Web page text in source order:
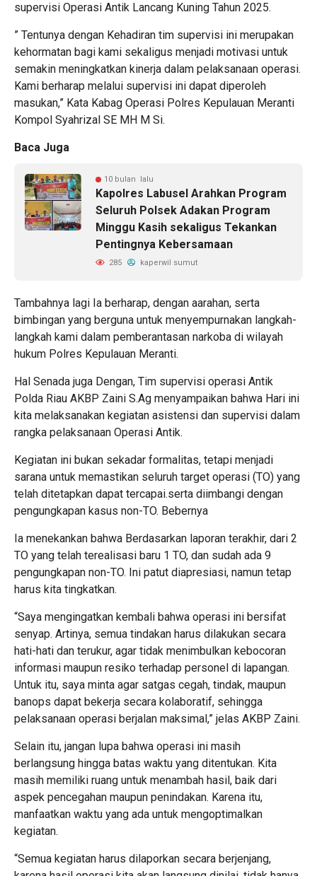
supervisi Operasi Antik Lancang Kuning Tahun 2025.
” Tentunya dengan Kehadiran tim supervisi ini merupakan
kehormatan bagi kami sekaligus menjadi motivasi untuk
semakin meningkatkan kinerja dalam pelaksanaan operasi.
Kami berharap melalui supervisi ini dapat diperoleh
masukan,” Kata Kabag Operasi Polres Kepulauan Meranti
Kompol Syahrizal SE MH M Si.
Baca Juga
10 bulan lalu
Kapolres Labusel Arahkan Program
Seluruh Polsek Adakan Program
Minggu Kasih sekaligus Tekankan
Pentingnya Kebersamaan
285 kaperwil sumut
Tambahnya lagi Ia berharap, dengan aarahan, serta
bimbingan yang berguna untuk menyempurnakan langkah-
langkah kami dalam pemberantasan narkoba di wilayah
hukum Polres Kepulauan Meranti.
Hal Senada juga Dengan, Tim supervisi operasi Antik
Polda Riau AKBP Zaini S.Ag menyampaikan bahwa Hari ini
kita melaksanakan kegiatan asistensi dan supervisi dalam
rangka pelaksanaan Operasi Antik.
Kegiatan ini bukan sekadar formalitas, tetapi menjadi
sarana untuk memastikan seluruh target operasi (TO) yang
telah ditetapkan dapat tercapai.serta diimbangi dengan
pengungkapan kasus non-TO. Bebernya
Ia menekankan bahwa Berdasarkan laporan terakhir, dari 2
TO yang telah terealisasi baru 1 TO, dan sudah ada 9
pengungkapan non-TO. Ini patut diapresiasi, namun tetap
harus kita tingkatkan.
“Saya mengingatkan kembali bahwa operasi ini bersifat
senyap. Artinya, semua tindakan harus dilakukan secara
hati-hati dan terukur, agar tidak menimbulkan kebocoran
informasi maupun resiko terhadap personel di lapangan.
Untuk itu, saya minta agar satgas cegah, tindak, maupun
banops dapat bekerja secara kolaboratif, sehingga
pelaksanaan operasi berjalan maksimal,” jelas AKBP Zaini.
Selain itu, jangan lupa bahwa operasi ini masih
berlangsung hingga batas waktu yang ditentukan. Kita
masih memiliki ruang untuk menambah hasil, baik dari
aspek pencegahan maupun penindakan. Karena itu,
manfaatkan waktu yang ada untuk mengoptimalkan
kegiatan.
“Semua kegiatan harus dilaporkan secara berjenjang,